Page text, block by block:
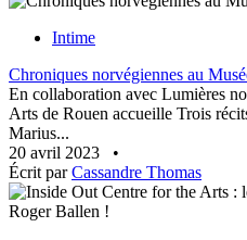
Intime
Chroniques norvégiennes au
En collaboration avec Lumières
Arts de Rouen accueille Trois
Marius...
20 avril 2023
•
Écrit parCassandre Thomas